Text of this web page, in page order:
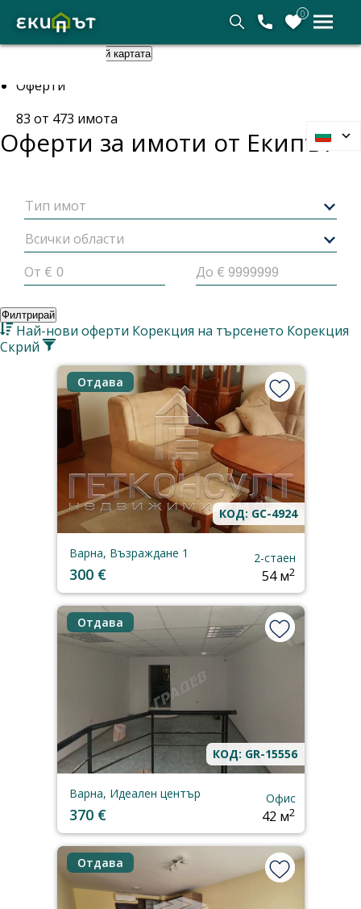
0
Скрий картата
Оферти
83 от 473 имота
Оферти за имоти от Екипът
Тип имот
Всички области
От €
До €
Филтрирай
Най-нови оферти Корекция на търсенето Корекция
Скрий
Отдава
КОД: GC-4924
Варна, Възраждане 1
300 €
2-стаен
54 м2
Отдава
КОД: GR-15556
Варна, Идеален център
370 €
Офис
42 м2
Отдава